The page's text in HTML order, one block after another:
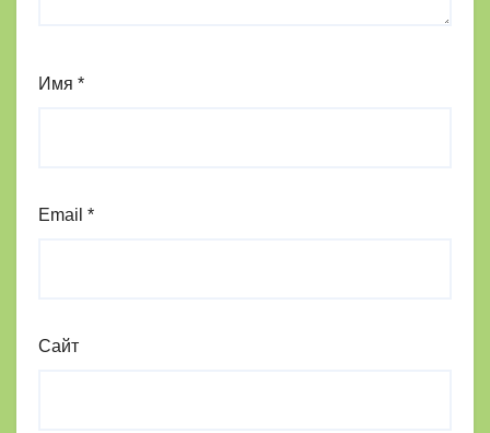
Имя *
Email *
Сайт